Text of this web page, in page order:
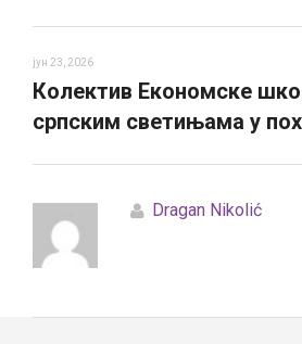
јун 23, 2026
Колектив Економске
српским светињама у
Dragan Nikolić